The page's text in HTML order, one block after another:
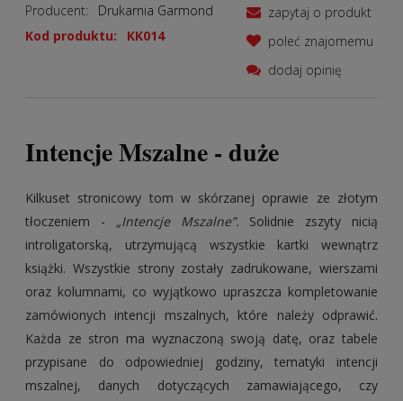
Producent:
Drukarnia Garmond
Kod produktu:
KK014
zapytaj o produkt
poleć znajomemu
dodaj opinię
Intencje Mszalne - duże
Kilkuset stronicowy tom w skórzanej oprawie ze złotym
tłoczeniem - „Intencje Mszalne”. Solidnie zszyty nicią
introligatorską, utrzymującą wszystkie kartki wewnątrz
książki. Wszystkie strony zostały zadrukowane, wierszami
oraz kolumnami, co wyjątkowo upraszcza kompletowanie
zamówionych intencji mszalnych, które należy odprawić.
Każda ze stron ma wyznaczoną swoją datę, oraz tabele
przypisane do odpowiedniej godziny, tematyki intencji
mszalnej, danych dotyczących zamawiającego, czy